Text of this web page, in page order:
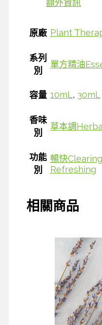
額外資訊
原廠 Plant
系列
別
單方精油
容量 10mL, 30mL
香味
別
草本調
功能
別
暢快Clearing
Refreshing
相關商品